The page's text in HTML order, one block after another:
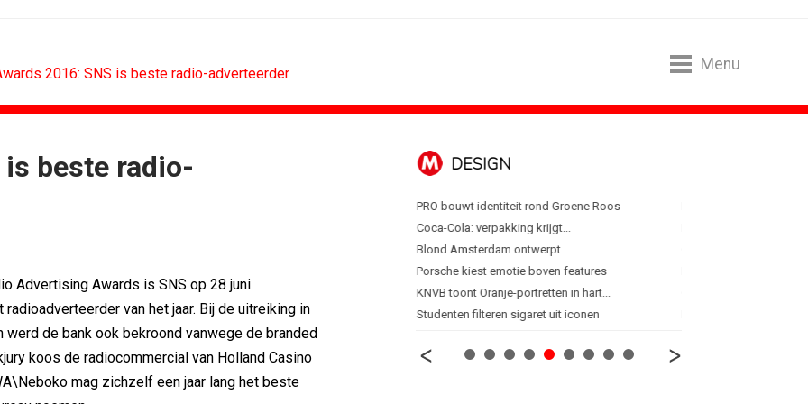
2016: SNS is beste radio-adverteerder
Menu
is beste radio-
Advertising Awards is SNS op 28 juni
van het jaar. Bij de uitreiking in
werd de bank ook bekroond vanwege de branded
koos de radiocommercial van Holland Casino
mag zichzelf een jaar lang het beste
leidend
over
CONTENTMARKETING
Substack breidt uit in Nederland met...
WWF en CPNB introduceren Groene...
DESIGN
PRO bouwt identiteit rond Groene Roos
Coca-Cola: verpakking krijgt...
Blond Amsterdam ontwerpt...
Porsche kiest emotie boven features
KNVB toont Oranje-portretten in hart...
Studenten filteren sigaret uit iconen